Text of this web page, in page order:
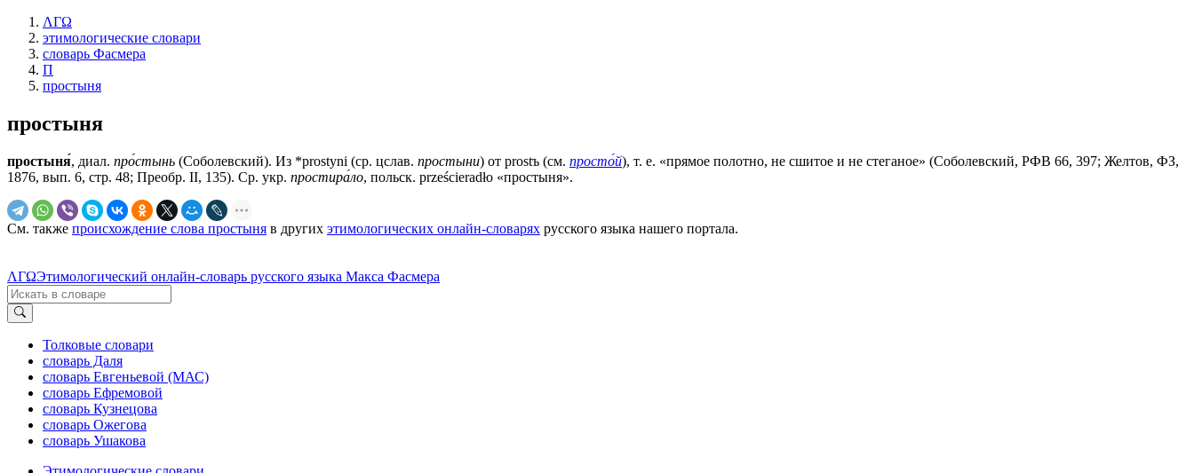
ΛΓΩ
этимологические словари
словарь Фасмера
П
простыня
простыня
простыня́, диал. про́стынь (Соболевский). Из *prostyni (ср. цслав. простыни) от prostъ (см. просто́й), т. е. «прямое полотно, не сшитое и не стеганое» (Соболевский, РФВ 66, 397; Желтов, ФЗ,
1876, вып. 6, стр. 48; Преобр. II, 135). Ср. укр. простира́ло, польск. prześcieradło «простыня».
См. также происхождение слова простыня в других этимологических онлайн-словарях русского языка нашего портала.
ΛΓΩЭтимологический онлайн-словарь русского языка Макса Фасмера
Толковые словари
словарь Даля
словарь Евгеньевой (МАС)
словарь Ефремовой
словарь Кузнецова
словарь Ожегова
словарь Ушакова